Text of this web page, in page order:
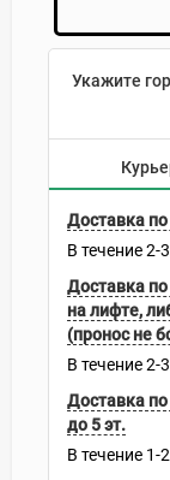
Укажите
Доставка
В течение2-3
Доставка
на лифте,
(пронос не
В течение2-3
Доставка
до 5 эт.
В течение 1-2